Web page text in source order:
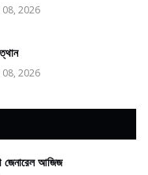
2026
2026
জেনারেল আজিজ